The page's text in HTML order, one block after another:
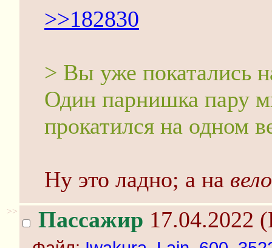
>>182830
> Вы уже покатались
Один парнишка пару
прокатился на одном
Ну это ладно; а на
>> Пассажир 17.04.2022